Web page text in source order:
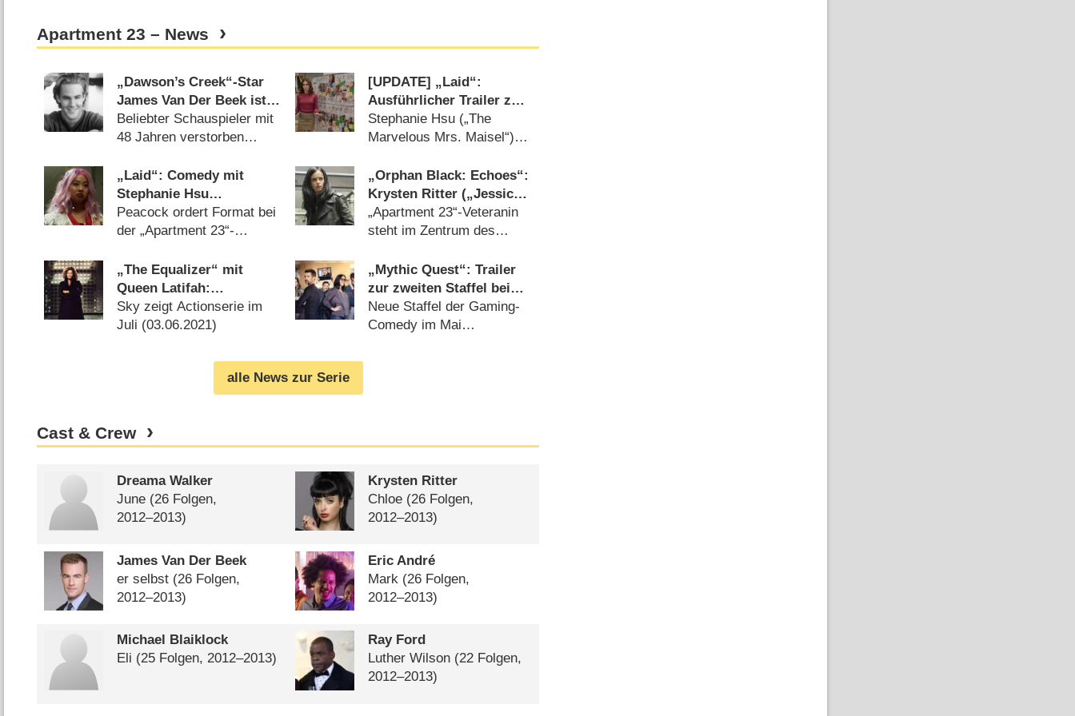
Apartment 23 – News
„Dawson’s Creek“-Star
James Van Der Beek ist
tot
Beliebter Schauspieler mit
48 Jahren verstorben
[UPDATE] „Laid“:
Ausführlicher Trailer zur
neuen US-Comedy um
tödliche Liebschaften
Stephanie Hsu („The
Marvelous Mrs. Maisel“)
frühere Liebhaber auf, um
deren Leben zu retten
22.11.2024 )
„Laid“: Comedy mit
Stephanie Hsu
(„Everything Everywhere
All at Once“) bestellt
Peacock ordert Format bei
der „Apartment 23“-
„Orphan Black: Echoes“:
Krysten Ritter („Jessica
Jones“) spielt die
Hauptrolle
„Apartment 23“-Veteranin
steht im Zentrum des
29.07.2022)
„The Equalizer“ mit
Queen Latifah:
Deutschlandpremiere
angekündigt
Sky zeigt Actionserie im
Juli (03.06.2021)
„Mythic Quest“: Trailer
zur zweiten Staffel bei
Apple TV+
Neue Staffel der Gaming-
Comedy im Mai
alle News zur Serie
Cast & Crew
Dreama Walker
June(26 Folgen,
2012⁠–⁠2013)
Krysten Ritter
Chloe(26 Folgen,
2012⁠–⁠2013)
James Van Der Beek
er selbst(26 Folgen,
2012⁠–⁠2013)
Eric André
Mark (26 Folgen,
2012⁠–⁠2013)
Michael Blaiklock
Eli (25 Folgen, 2012⁠–⁠2013)
Ray Ford
Luther Wilson(22 Folgen,
2012⁠–⁠2013)